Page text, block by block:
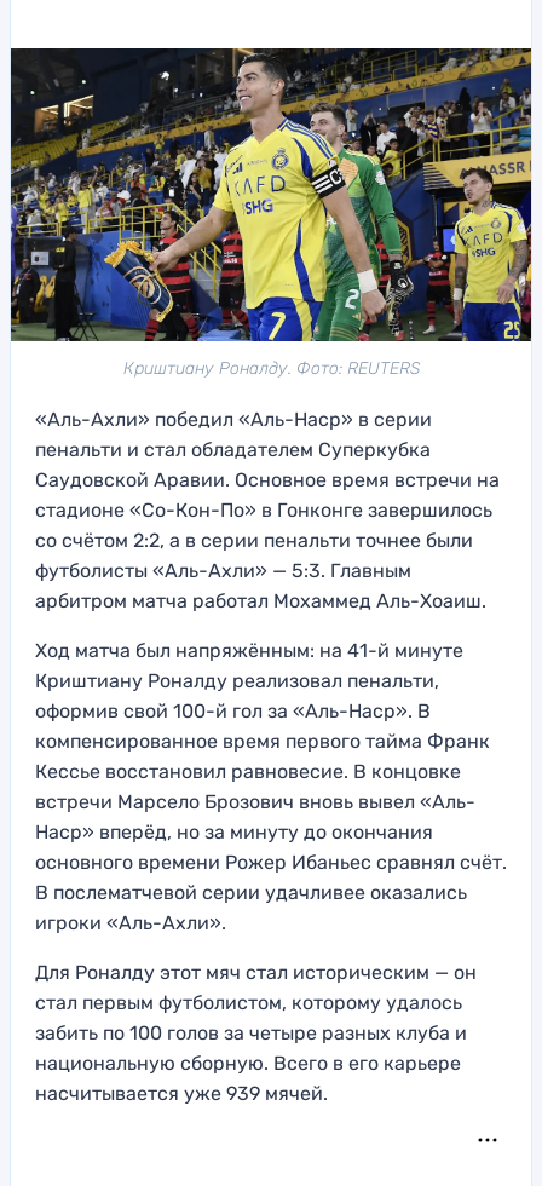
Криштиану Роналду. Фото: REUTERS
«Аль-Ахли» победил «Аль-Наср» в серии
пенальти и стал обладателем Суперкубка
Саудовской Аравии. Основное время встречи на
стадионе «Со-Кон-По» в Гонконге завершилось
со счётом 2:2, а в серии пенальти точнее были
футболисты «Аль-Ахли» — 5:3. Главным
арбитром матча работал Мохаммед Аль-Хоаиш.
Ход матча был напряжённым: на 41-й минуте
Криштиану Роналду реализовал пенальти,
оформив свой 100-й гол за «Аль-Наср». В
компенсированное время первого тайма Франк
Кессье восстановил равновесие. В концовке
встречи Марсело Брозович вновь вывел «Аль-
Наср» вперёд, но за минуту до окончания
основного времени Рожер Ибаньес сравнял счёт.
В послематчевой серии удачливее оказались
игроки «Аль-Ахли».
Для Роналду этот мяч стал историческим — он
стал первым футболистом, которому удалось
забить по 100 голов за четыре разных клуба и
национальную сборную. Всего в его карьере
насчитывается уже 939 мячей.